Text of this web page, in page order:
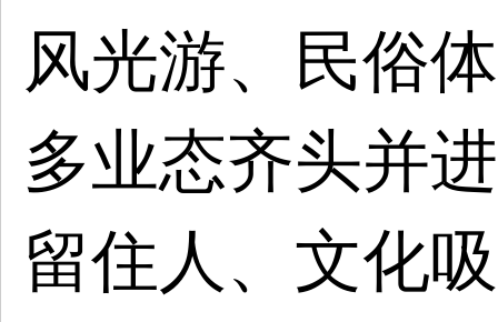
风光游、民俗
多业态齐头并
留住人、文化